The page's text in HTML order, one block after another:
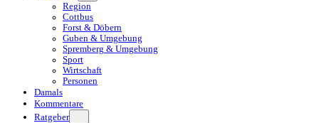
Region
Cottbus
Forst & Döbern
Guben & Umgebung
Spremberg & Umgebung
Sport
Wirtschaft
Personen
Damals
Kommentare
Ratgeber